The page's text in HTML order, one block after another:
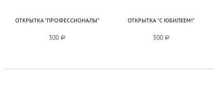
ОТКРЫТКА "ПРОФЕССИОНАЛЫ"
300 a
ОТКРЫТКА "С ЮБИЛЕЕМ!"
300 a